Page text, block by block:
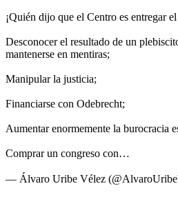
¡Quién dijo que el Centro es entregar
Desconocer el resultado de un
mantenerse en mentiras;
Manipular la justicia;
Financiarse con Odebrecht;
Aumentar enormemente la burocracia
Comprar un congreso con…
— Álvaro Uribe Vélez